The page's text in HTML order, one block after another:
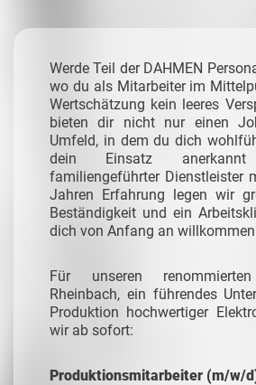
Werde Teil der DAHMEN
wo du als Mitarbeiter im
Wertschätzung kein leeres
bieten dir nicht nur einen
Umfeld, in dem du dich
dein Einsatz
familiengeführter Dienstleister
Jahren Erfahrung legen wir
Beständigkeit und ein
dich von Anfang an
Für unseren
Rheinbach, ein führendes
Produktion hochwertiger
wir ab sofort:
Produktionsmitarbeiter (m/w/